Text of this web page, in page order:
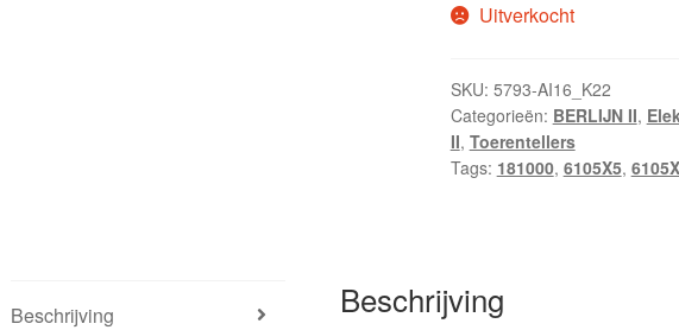
Uitverkocht
SKU: 5793-AI16_K22
Categorieën: BERLIJN II,
II, Toerentellers
Tags: 181000, 6105X5,
Beschrijving Beschrijving